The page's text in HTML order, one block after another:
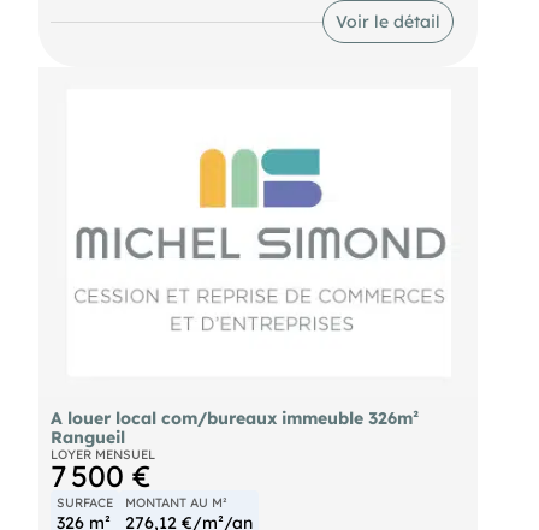
Voir le détail
A louer local com/bureaux immeuble 326m²
Rangueil
LOYER MENSUEL
7 500 €
SURFACE
326 m²
MONTANT AU M²
276,12 €/m²/an